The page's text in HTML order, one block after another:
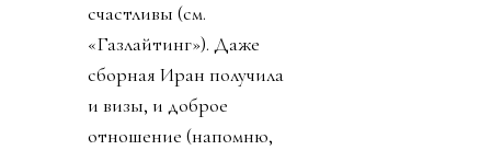
счастливы (см.
«Газлайтинг»). Даже
сборная Иран получила
и визы, и доброе
отношение (напомню,